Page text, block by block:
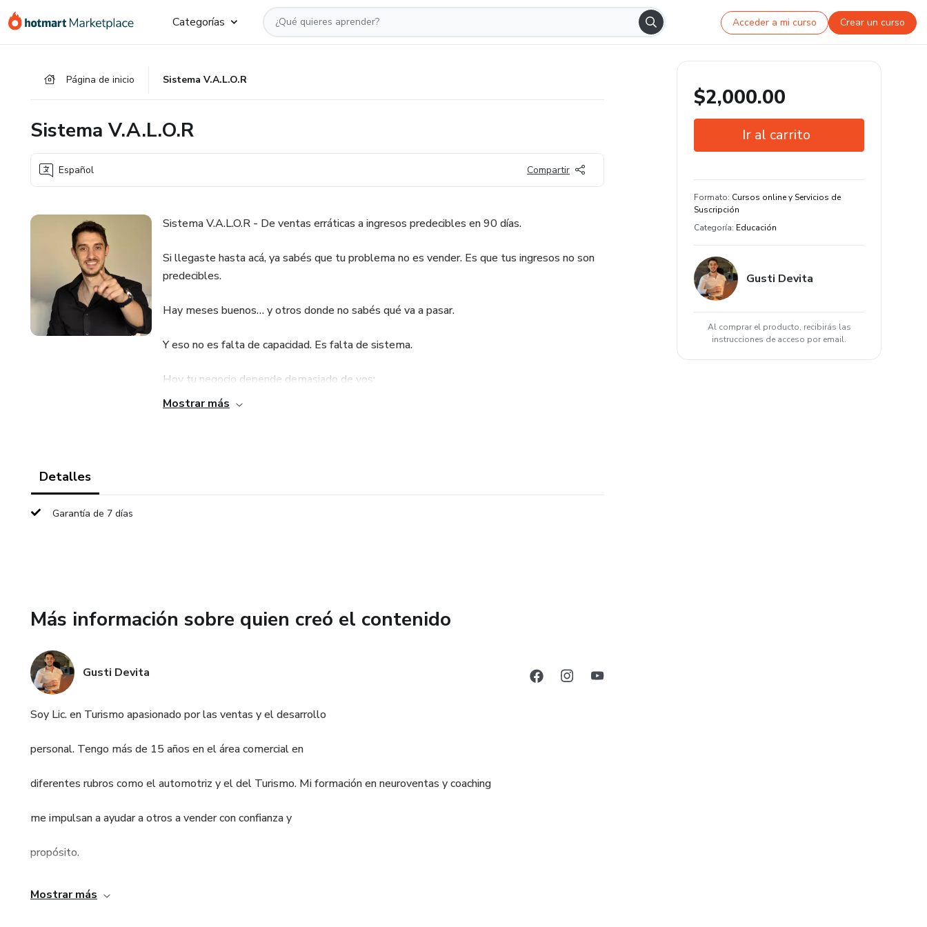
Categorías Acceder a mi curso Crear un curso
Página de inicio Sistema V.A.L.O.R
Sistema V.A.L.O.R
Español Compartir
Sistema V.A.L.O.R - De ventas erráticas a ingresos predecibles en 90 días.
Si llegaste hasta acá, ya sabés que tu problema no es vender. Es que tus ingresos no son
predecibles.
Hay meses buenos… y otros donde no sabés qué va a pasar.
Y eso no es falta de capacidad. Es falta de sistema.
Hoy tu negocio depende demasiado de vos:
No podés delegar.
• Entender cómo llega un cliente
• Mejorar tu conversión
• Hacer seguimiento profesional
Mostrar más
Detalles
Garantía de 7 días
Más información sobre quien creó el contenido
Gusti Devita
Soy Lic. en Turismo apasionado por las ventas y el desarrollo
personal. Tengo más de 15 años en el área comercial en
diferentes rubros como el automotriz y el del Turismo. Mi formación en neuroventas y coaching
me impulsan a ayudar a otros a vender con confianza y
propósito.
Actualmente lidero equipos comerciales, soy formador de coaches y socio de Mauricio Benoist con la franquicia
Mostrar más
$2,000.00
Ir al carrito
Formato: Cursos online y Servicios de
Suscripción
Categoría: Educación
Gusti Devita
Al comprar el producto, recibirás las
instrucciones de acceso por email.